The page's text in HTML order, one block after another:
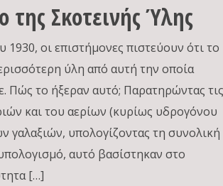
της Σκοτεινής Ύλης
1930, οι επιστήμονες πιστεύουν ότι το
ύλη από αυτή την οποία
Πώς το ήξεραν αυτό; Παρατηρώντας τις
και του αερίων (κυρίως υδρογόνου
γαλαξιών, υπολογίζοντας τη συνολική
αυτό βασίστηκαν στο
[…]